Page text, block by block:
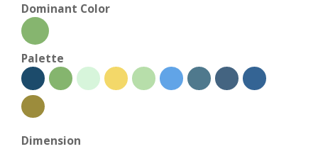
Dominant Color
Palette
Dimension